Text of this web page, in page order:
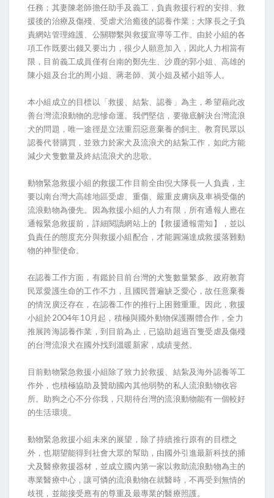
任務；其妻陳老師擔任助手及義工，負責救援行程的安排、救
援後的治療及傷殘、受虐犬治癒後的認養作業；大隊長之子負
責網站管理維護、公關聯繫與救援宣導等工作。由於小組的各
項工作既要出錢又要出力，很少人願意加入，因此人力相當有
限，目前義工成員僅有台南的鄭先生、沙鹿的郭小姐、高雄的
陳小姐及台北的周小姐、蔣老師、黃小姐及褚小姐等人。
本小組成立的目標以「救援、結紮、認養」為主，希望藉此改
善台灣流浪動物的悲慘命運。我們堅信，要徹底解決台灣流浪
犬的問題，唯一途徑是立法重罰惡意棄養的飼主、教育民眾以
認養代替購買，並致力於家犬及流浪犬的結紮工作，如此方能
減少犬隻數量及終結流浪犬的悲歌。
動物緊急救援小組的救援工作目前全由倪大隊長一人負責，主
要以南台灣大高雄地區受虐、重傷、嚴重皮膚病及車禍受傷的
流浪動物為優先。因為救援小組的人力有限，所有通報人應在
通報緊急救援前，詳細閱讀網站上的【救援通報需知】，並以
負責任的態度充分與救援小組配合，才能圓滿達成救援落難動
物的神聖使命。
在認養工作方面，有鑑於目前台灣的犬隻數量繁多、政府教育
民眾愛護生命的工作不力，且國民普遍缺乏愛心，故任意棄養
的情況廣泛存在，在認養工作的推行上困難重重。因此，救援
小組於2004年10月起，積極與國外動物保護團體合作，全力
推展跨海認養作業，到目前為止，已協助超過百隻受虐及傷殘
的台灣流浪犬在國外找到溫暖新家，成績斐然。
目前動物緊急救援小組除了致力於救援、結紮及海外認養等工
作外，也積極協助及贊助國內其他弱勢的私人流浪動物收容
所。助狗之心不分你我，只期待台灣的流浪動物能有一個較好
的生活環境。
動物緊急救援小組未來的展望，除了持續推行原有的目標之
外，也期望能得到社會大眾的幫助，由國外引進最新科技的捕
犬及醫療救援器材，並成立國內第一家以救助流浪動物為主的
專業醫療中心，讓可憐的流浪動物在就醫時，不再受到無情的
歧視，並能接受應有的尊重及最專業的醫療照護。